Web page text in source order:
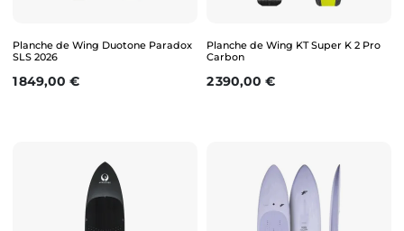
Planche de Wing Duotone Paradox
SLS 2026
Prix
1 849,00 €
Planche de Wing KT Super K 2 Pro
Carbon
Prix
2 390,00 €